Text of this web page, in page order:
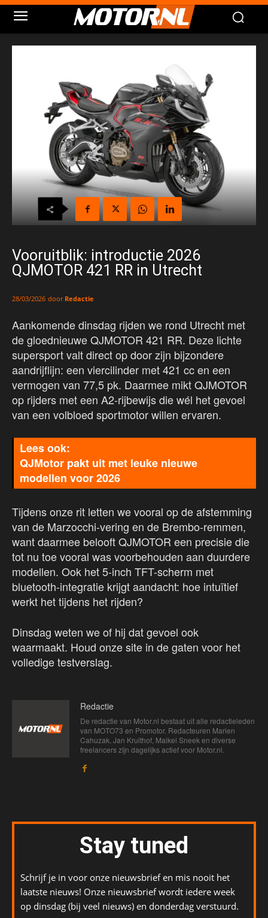
Vooruitblik: introductie 2026
QJMOTOR 421 RR in Utrecht
28/03/2026 door Redactie
Aankomende dinsdag rijden we rond Utrecht met
de gloednieuwe QJMOTOR 421 RR. Deze lichte
supersport valt direct op door zijn bijzondere
aandrijflijn: een viercilinder met 421 cc en een
vermogen van 77,5 pk. Daarmee mikt QJMOTOR
op rijders met een A2-rijbewijs die wél het gevoel
van een volbloed sportmotor willen ervaren.
QJMotor pakt uit met leuke nieuwe
modellen voor 2026
Tijdens onze rit letten we vooral op de afstemming
van de Marzocchi-vering en de Brembo-remmen,
want daarmee belooft QJMOTOR een precisie die
tot nu toe vooral was voorbehouden aan duurdere
modellen. Ook het 5-inch TFT-scherm met
bluetooth-integratie krijgt aandacht: hoe intuïtief
werkt het tijdens het rijden?
Dinsdag weten we of hij dat gevoel ook
waarmaakt. Houd onze site in de gaten voor het
volledige testverslag.
Redactie
De redactie van Motor.nl bestaat uit alle redactieleden
van MOTO73 en Promotor. Redacteuren Marien
Cahuzak, Jan Kruithof, Maikel Sneek en diverse
freelancers zijn dagelijks actief voor Motor.nl.
Stay tuned
Schrijf je in voor onze nieuwsbrief en mis nooit het
laatste nieuws! Onze nieuwsbrief wordt iedere week
op dinsdag (bij veel nieuws) en donderdag verstuurd.